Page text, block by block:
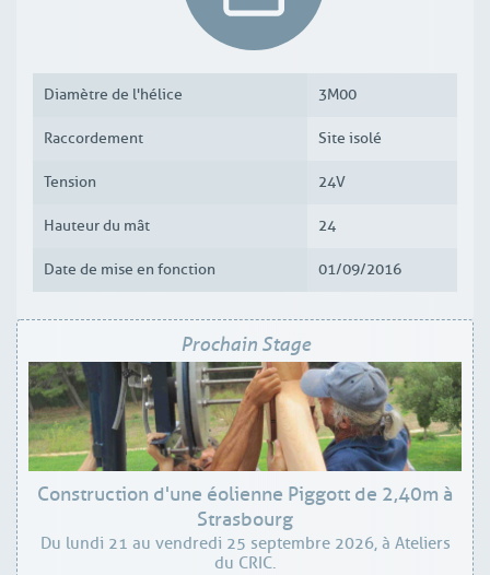
Diamètre de l'hélice 3M00
Raccordement Site isolé
Tension 24V
Hauteur du mât 24
Date de mise en fonction 01/09/2016
Prochain Stage
Construction d'une éolienne Piggott de 2,40m à
Strasbourg
Du lundi 21 au vendredi 25 septembre 2026, à Ateliers
du CRIC.